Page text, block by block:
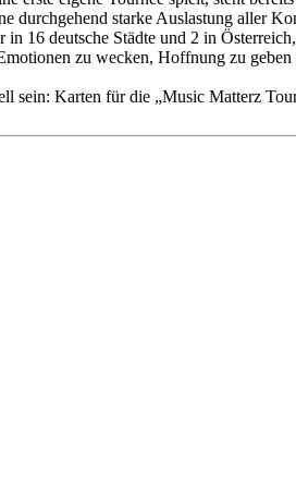
starke Auslastung aller
16 deutsche Städte und 2 in
zu wecken, Hoffnung zu
sein: Karten für die „Music Matterz